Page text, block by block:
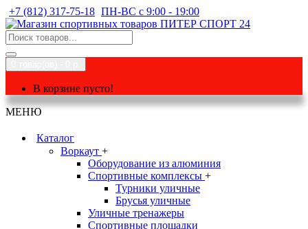
+7 (812) 317-75-18 ПН-ВС с 9:00 - 19:00
В корзине пусто!
МЕНЮ
Каталог
Воркаут +
Оборудование из алюминия
Спортивные комплексы +
Турники уличные
Брусья уличные
Уличные тренажеры
Спортивные площадки